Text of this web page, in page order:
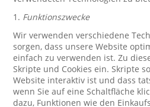
1. Funktionszwecke
Wir verwenden verschiedene
sorgen, dass unsere Website
einfach zu verwenden ist. Zu
Skripte und Cookies ein. Skripte
Website interaktiv ist und dass
wenn Sie auf eine Schaltfläche
dazu, Funktionen wie den